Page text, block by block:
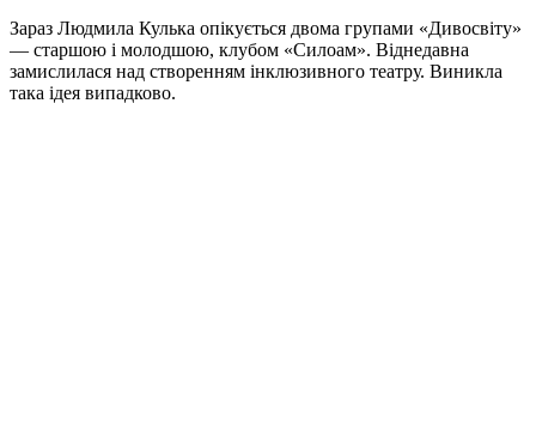
Зараз Людмила Кулька опікується двома групами «Дивосвіту»
— старшою і молодшою, клубом «Силоам». Віднедавна
замислилася над створенням інклюзивного театру. Виникла
така ідея випадково.